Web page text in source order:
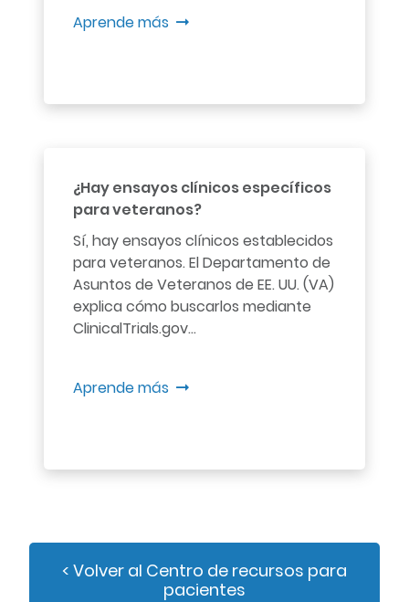
Aprende más
¿Hay ensayos clínicos específicos
para veteranos?
Sí, hay ensayos clínicos establecidos
para veteranos. El Departamento de
Asuntos de Veteranos de EE. UU. (VA)
explica cómo buscarlos mediante
ClinicalTrials.gov...
Aprende más
< Volver al Centro de recursos para
pacientes